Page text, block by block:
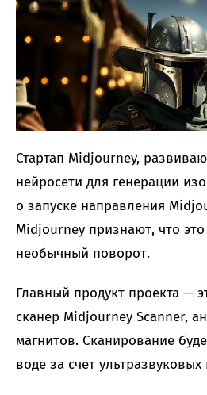
Стартап Midjourney,
нейросети для генерации
о запуске направления
Midjourney признают, что
необычный поворот.
Главный продукт проекта —
сканер Midjourney Scanner,
магнитов. Сканирование
воде за счет